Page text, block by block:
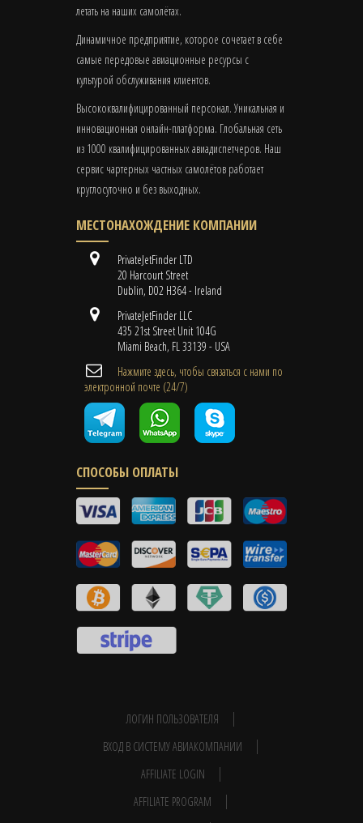
летать на наших самолётах.
Динамичное предприятие, которое сочетает в себе
самые передовые авиационные ресурсы с
культурой обслуживания клиентов.
Высококвалифицированный персонал. Уникальная и
инновационная онлайн-платформа. Глобальная сеть
из 1000 квалифицированных авиадиспетчеров. Наш
сервис чартерных частных самолётов работает
круглосуточно и без выходных.
МЕСТОНАХОЖДЕНИЕ КОМПАНИИ
PrivateJetFinder LTD
20 Harcourt Street
Dublin, D02 H364 - Ireland
PrivateJetFinder LLC
435 21st Street Unit 104G
Miami Beach, FL 33139 - USA
Нажмите здесь, чтобы связаться с нами по
электронной почте (24/7)
СПОСОБЫ ОПЛАТЫ
ЛОГИН ПОЛЬЗОВАТЕЛЯ
ВХОД В СИСТЕМУ АВИАКОМПАНИИ
AFFILIATE LOGIN
AFFILIATE PROGRAM